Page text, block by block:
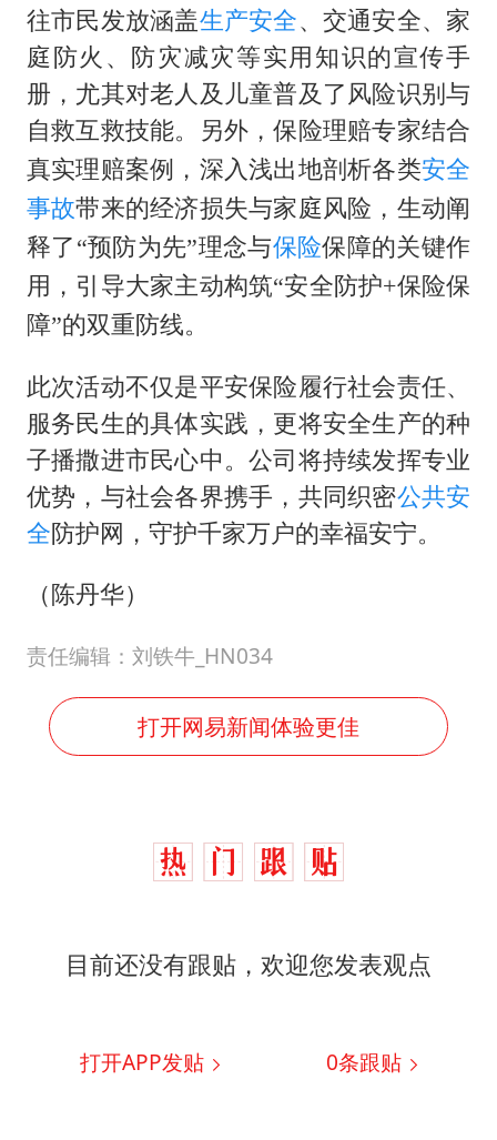
深圳地面沉降致车辆损坏系谣言
我国编制完成新版全月地质图
现代版摸金校尉落网查获400多枚古币
毛宁转发梯田音乐会视频海外网友赞叹
奋进开新局 实干挑大梁
往市民发放涵盖生产安全、交通安全、家
庭防火、防灾减灾等实用知识的宣传手
册，尤其对老人及儿童普及了风险识别与
自救互救技能。另外，保险理赔专家结合
真实理赔案例，深入浅出地剖析各类安全
事故带来的经济损失与家庭风险，生动阐
释了 “预防为先”理念与保险保障的关键作
用，引导大家主动构筑“安全防护+保险保
障”的双重防线。
此次活动不仅是平安保险履行社会责任、
服务民生的具体实践，更将安全生产的种
子播撒进市民心中。公司将持续发挥专业
优势，与社会各界携手，共同织密公共安
全防护网，守护千家万户的幸福安宁。
（陈丹华）
责任编辑：刘铁牛_HN034
打开网易新闻体验更佳
目前还没有跟贴，欢迎您发表观点
打开APP发贴 0条跟贴